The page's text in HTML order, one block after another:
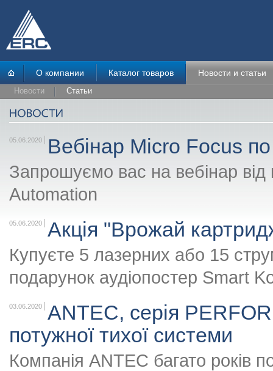
О компании Каталог товаров Новости и статьи
Новости Статьи
05.06.2020 Вебінар Micro Focus
Запрошуємо вас на вебінар
Automation
05.06.2020 Акція "Врожай
Купуєте 5 лазерних або 15
подарунок аудіопостер Smart
03.06.2020
ANTEC, серія
потужної тихої системи
Компанія ANTEC багато років